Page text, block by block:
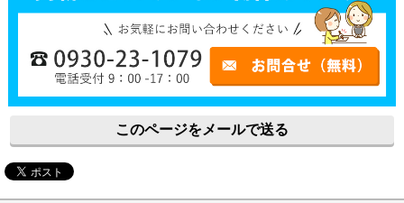
このページをメールで送る